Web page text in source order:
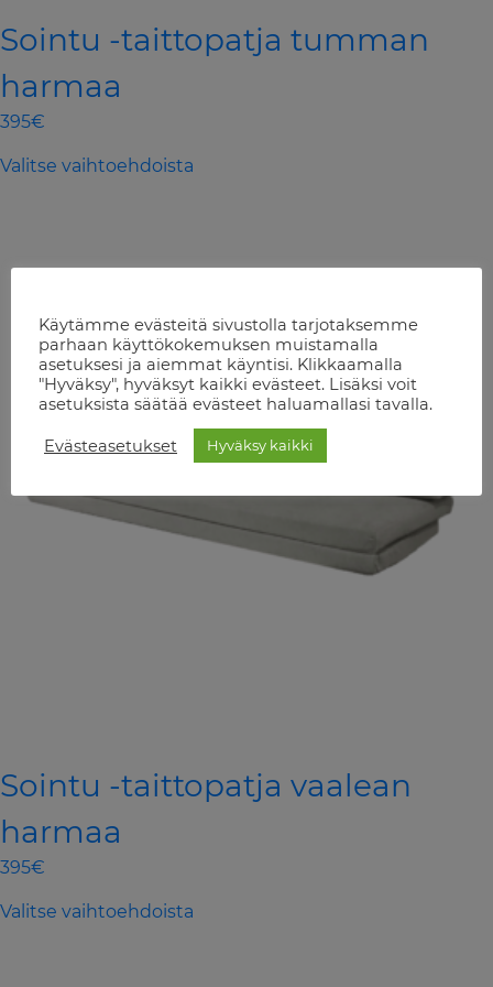
Sointu -taittopatja tumman
harmaa
395€
Valitse vaihtoehdoista
may
be
chosen
on
the
product
Sointu -taittopatja vaalean
harmaa
395€
Valitse vaihtoehdoista
Käytämme evästeitä sivustolla tarjotaksemme
parhaan käyttökokemuksen muistamalla
asetuksesi ja aiemmat käyntisi. Klikkaamalla
"Hyväksy", hyväksyt kaikki evästeet. Lisäksi voit
asetuksista säätää evästeet haluamallasi tavalla.
Evästeasetukset Hyväksy kaikki